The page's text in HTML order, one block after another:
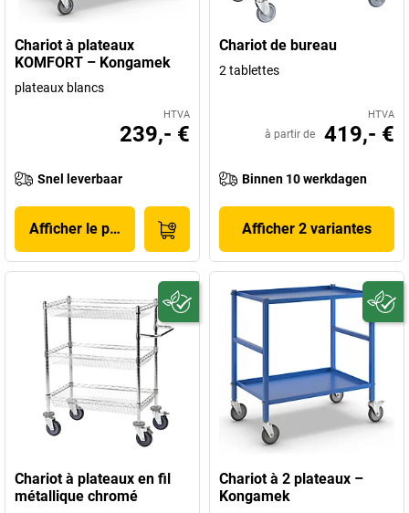
Chariot à plateaux
KOMFORT – Kongamek
plateaux blancs
HTVA
239,- €
Snel leverbaar
Afficher le produit
Chariot de bureau
2 tablettes
HTVA
à partir de 419,- €
Binnen 10 werkdagen
Afficher 2 variantes
Chariot à plateaux en fil
métallique chromé
Chariot à 2 plateaux –
Kongamek